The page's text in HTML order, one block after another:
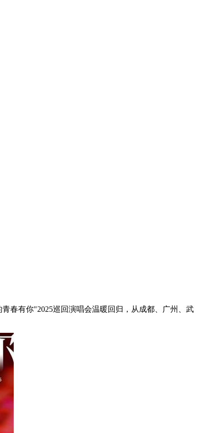
青春有你"2025巡回演唱会温暖回归，从成都、广州、武